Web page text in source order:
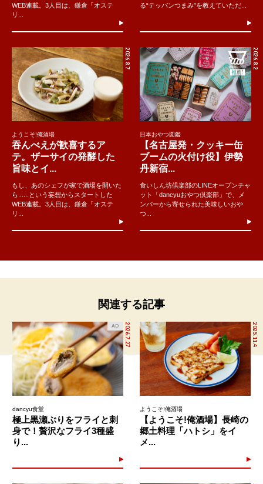
WEB連載。3人目は、鎌倉「オステ
リ...
る“テッパンつまみ”を教えていただ...
2026.8.7
ようこそ!俺酒場
吞んべえが歓喜するア
テ。ザーサイの発酵した
旨味とイ...
もし、あのシェフが家で酒場を開いた
ら......という妄想からスタートした
WEB連載。3人目は、鎌倉「オステ
リ...
2026.8.2
日本おやつ図鑑
【名古屋発・クッキー缶
ブームの火付け役】伊勢
丹新宿...
食いしん坊倶楽部のLINEオープンチャ
ット「dancyuおやつ倶楽部」で、メ
ンバーから寄せられた美味しいおや
つ...
関連する記事
2026.7.27
AD
dancyu食堂
極上黒瀬ぶりをフライと刺
身で！贅沢なフライ3種盛
り...
2025.11.4
ようこそ!俺酒場
【ようこそ!俺酒場】長崎の
郷土料理「ハトシ」をイ
メ...